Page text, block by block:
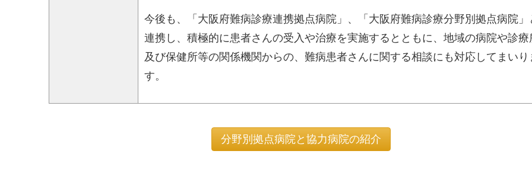
今後も、「大阪府難病診療連携拠点病院」、「大阪府難病診療分野別拠点病院」
連携し、積極的に患者さんの受入や治療を実施するとともに、地域の病院や診療
及び保健所等の関係機関からの、難病患者さんに関する相談にも対応してまいり
す。
分野別拠点病院と協力病院の紹介